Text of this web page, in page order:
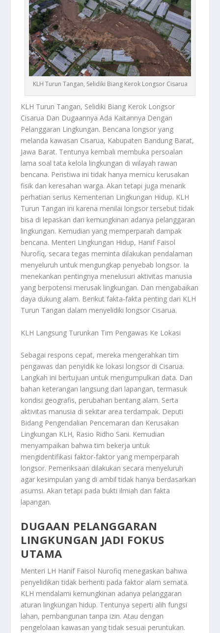
KLH Turun Tangan, Selidiki Biang Kerok Longsor Cisarua
KLH Turun Tangan, Selidiki Biang Kerok Longsor
Cisarua Dan Dugaannya Ada Kaitannya Dengan
Pelanggaran Lingkungan. Bencana longsor yang
melanda kawasan Cisarua, Kabupaten Bandung Barat,
Jawa Barat. Tentunya kembali membuka persoalan
lama soal tata kelola lingkungan di wilayah rawan
bencana. Peristiwa ini tidak hanya memicu kerusakan
fisik dan keresahan warga. Akan tetapi juga menarik
perhatian serius Kementerian Lingkungan Hidup. KLH
Turun Tangan ini karena menilai longsor tersebut tidak
bisa di lepaskan dari kemungkinan adanya pelanggaran
lingkungan. Kemudian yang memperparah dampak
bencana. Menteri Lingkungan Hidup, Hanif Faisol
Nurofiq, secara tegas meminta dilakukan pendalaman
menyeluruh untuk mengungkap penyebab longsor. Ia
menekankan pentingnya menelusuri aktivitas manusia
yang berpotensi merusak lingkungan. Dan mengabaikan
daya dukung alam. Berikut fakta-fakta penting dari KLH
Turun Tangan dalam menyelidiki longsor Cisarua.
KLH Langsung Turunkan Tim Pengawas Ke Lokasi
Sebagai respons cepat, mereka mengerahkan tim
pengawas dan penyidik ke lokasi longsor di Cisarua.
Langkah ini bertujuan untuk mengumpulkan data. Dan
bahan keterangan langsung dari lapangan, termasuk
kondisi geografis, perubahan bentang alam. Serta
aktivitas manusia di sekitar area terdampak. Deputi
Bidang Pengendalian Pencemaran dan Kerusakan
Lingkungan KLH, Rasio Ridho Sani. Kemudian
menyampaikan bahwa tim bekerja untuk
mengidentifikasi faktor-faktor yang memperparah
longsor. Pemeriksaan dilakukan secara menyeluruh
agar kesimpulan yang di ambil tidak hanya berdasarkan
asumsi. Akan tetapi pada bukti ilmiah dan fakta
lapangan.
DUGAAN PELANGGARAN
LINGKUNGAN JADI FOKUS
UTAMA
Menteri LH Hanif Faisol Nurofiq menegaskan bahwa
penyelidikan tidak berhenti pada faktor alam semata.
KLH mendalami kemungkinan adanya pelanggaran
aturan lingkungan hidup. Tentunya seperti alih fungsi
lahan, pembangunan tanpa izin. Atau dengan
pengelolaan kawasan yang tidak sesuai peruntukan.